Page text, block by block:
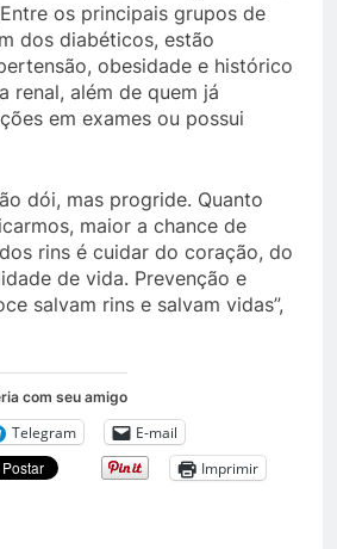
os principais grupos de
dos diabéticos, estão
obesidade e histórico
renal, além de quem já
em exames ou possui
dói, mas progride. Quanto
maior a chance de
rins é cuidar do coração, do
de vida. Prevenção e
salvam rins e salvam vidas”,
com seu amigo
Telegram
E-mail
Imprimir